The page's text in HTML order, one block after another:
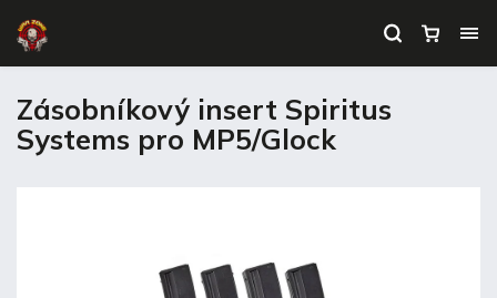
Zásobníkový insert Spiritus
Systems pro MP5/Glock